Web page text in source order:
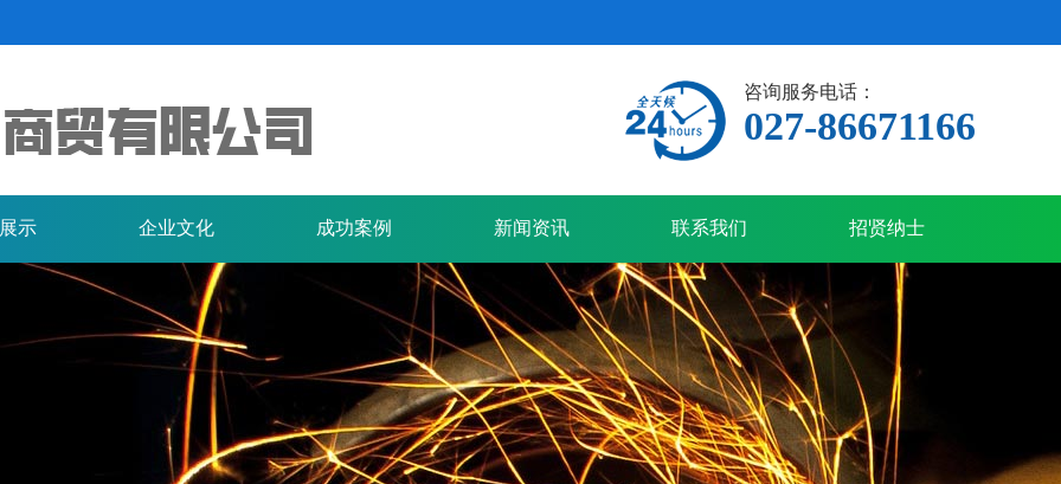
咨询服务电话：
027-86671166
示 企业文化 成功案例 新闻资讯 联系我们 招贤纳士
查看详情+ 查看详情+ 铁精粉